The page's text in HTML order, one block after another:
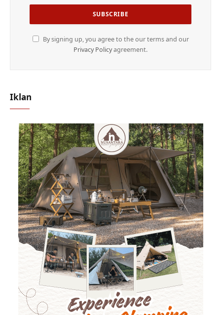
By signing up, you agree to the our terms and our
Privacy Policyagreement.
Iklan